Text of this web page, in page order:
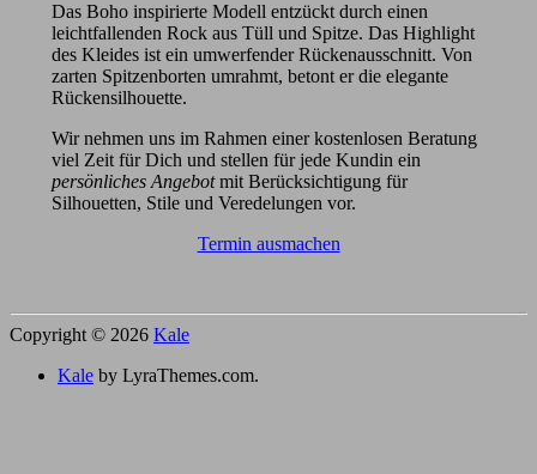
Das Boho inspirierte Modell entzückt durch einen
leichtfallenden Rock aus Tüll und Spitze. Das Highlight
des Kleides ist ein umwerfender Rückenausschnitt. Von
zarten Spitzenborten umrahmt, betont er die elegante
Rückensilhouette.
Wir nehmen uns im Rahmen einer kostenlosen Beratung
viel Zeit für Dich und stellen für jede Kundin ein
persönliches Angebotmit Berücksichtigung für
Silhouetten, Stile und Veredelungen vor.
Termin ausmachen
Copyright © 2026 Kale
Kale by LyraThemes.com.